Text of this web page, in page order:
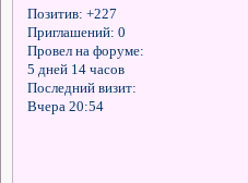
Позитив: +227
Приглашений: 0
Провел на форуме:
5 дней 14 часов
Последний визит:
Вчера 20:54